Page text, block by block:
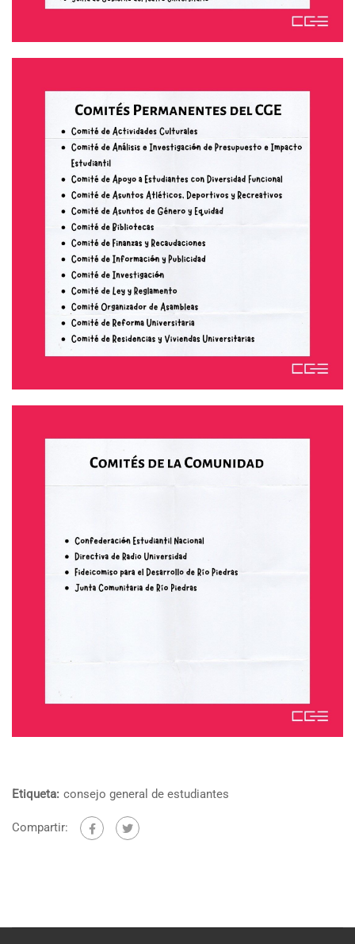
Etiqueta: consejo general de estudiantes
Compartir: